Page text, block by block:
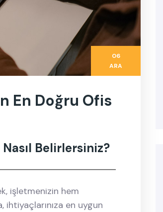
06
ARA
En Doğru Ofis
Belirlersiniz?
işletmenizin hem
ihtiyaçlarınıza en uygun